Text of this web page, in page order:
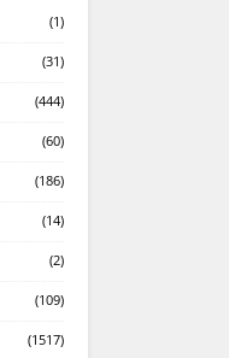
(1)
(31)
(444)
(60)
(186)
(14)
(2)
(109)
(1517)